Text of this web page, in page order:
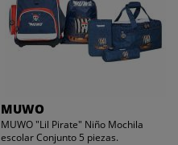
MUWO
MUWO "Lil Pirate" Niño Mochila
escolar Conjunto 5 piezas.